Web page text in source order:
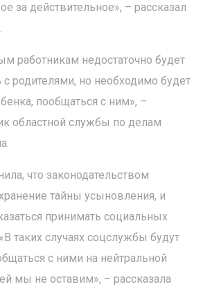
за действительное», – рассказал
работникам недостаточно будет
с родителями, но необходимо будет
пообщаться с ним», –
областной службы по делам
что законодательством
тайны усыновления, и
принимать социальных
таких случаях соцслужбы будут
с ними на нейтральной
мы не оставим», – рассказала